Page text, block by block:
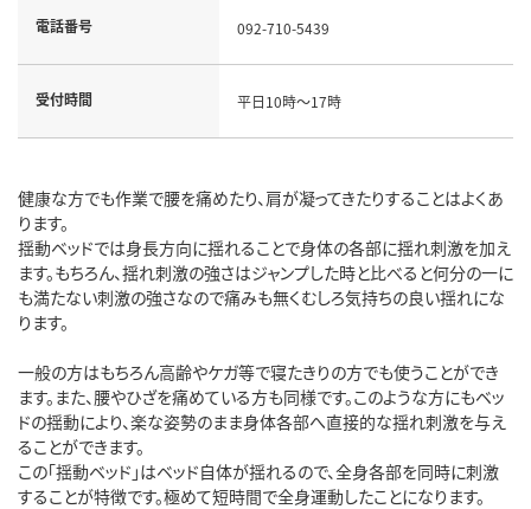
電話番号 092-710-5439
受付時間 平日10時～17時
健康な方でも作業で腰を痛めたり、肩が凝ってきたりすることはよくあ
ります。
揺動ベッドでは身長方向に揺れることで身体の各部に揺れ刺激を加え
ます。もちろん、揺れ刺激の強さはジャンプした時と比べると何分の一に
も満たない刺激の強さなので痛みも無くむしろ気持ちの良い揺れにな
ります。
一般の方はもちろん高齢やケガ等で寝たきりの方でも使うことができ
ます。また、腰やひざを痛めている方も同様です。このような方にもベッ
ドの揺動により、楽な姿勢のまま身体各部へ直接的な揺れ刺激を与え
ることができます。
この「揺動ベッド」はベッド自体が揺れるので、全身各部を同時に刺激
することが特徴です。極めて短時間で全身運動したことになります。